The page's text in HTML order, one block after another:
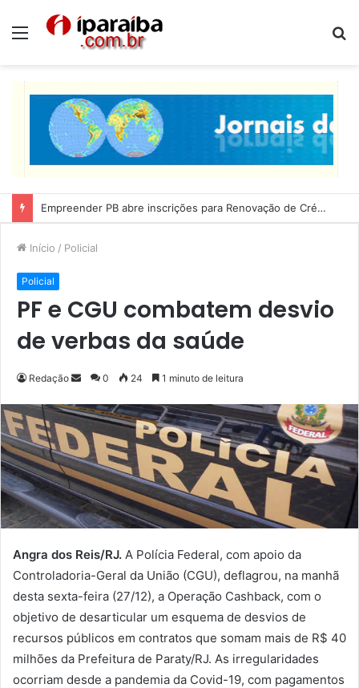
Menu
Empreender PB abre inscrições para Renovação de Crédito
Início / Policial
Policial
PF e CGU combatem desvio
de verbas da saúde
Redação
n
d
e
u
m
e
-
m
a
0 24 1 minuto de leitura
Angra dos Reis/RJ. A Polícia Federal, com apoio da
Controladoria-Geral da União (CGU), deflagrou, na manhã
desta sexta-feira (27/12), a Operação Cashback, com o
objetivo de desarticular um esquema de desvios de
recursos públicos em contratos que somam mais de R$ 40
milhões da Prefeitura de Paraty/RJ. As irregularidades
ocorriam desde a pandemia da Covid-19, com pagamentos